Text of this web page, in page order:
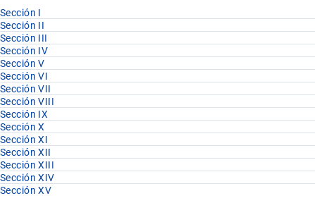
Sección I
Sección II
Sección III
Sección IV
Sección V
Sección VI
Sección VII
Sección VIII
Sección IX
Sección X
Sección XI
Sección XII
Sección XIII
Sección XIV
Sección XV